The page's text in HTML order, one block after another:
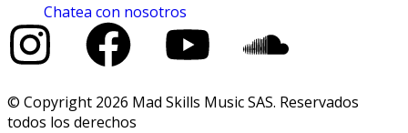
Chatea con nosotros
© Copyright 2026 Mad Skills Music SAS. Reservados
todos los derechos